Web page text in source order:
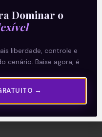
Dominar o
liberdade, controle e
cenário. Baixe agora, é
→